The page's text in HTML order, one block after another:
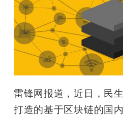
开
课
活
雷锋网报道，近日，民
打造的基于区块链的国